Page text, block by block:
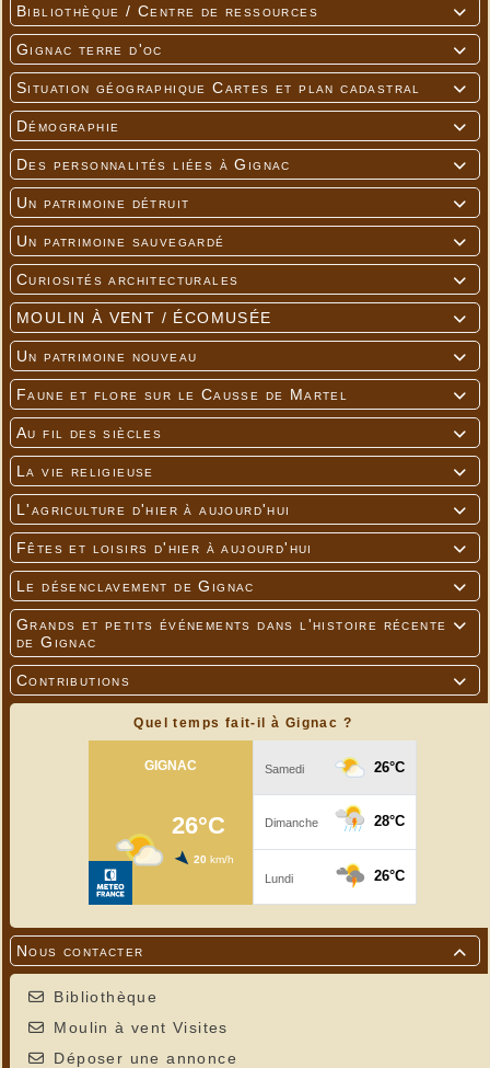

Bibliothèque / Centre de ressources

Gignac terre d'oc

Situation géographique Cartes et plan cadastral

Démographie

Des personnalités liées à Gignac

Un patrimoine détruit

Un patrimoine sauvegardé

Curiosités architecturales

MOULIN À VENT / ÉCOMUSÉE

Un patrimoine nouveau

Faune et flore sur le Causse de Martel

Au fil des siècles

La vie religieuse

L'agriculture d'hier à aujourd'hui

Fêtes et loisirs d'hier à aujourd'hui

Le désenclavement de Gignac

Grands et petits événements dans l'histoire récente
de Gignac

Contributions
Quel temps fait-il à Gignac ?

Nous contacter
Bibliothèque
Moulin à vent Visites
Déposer une annonce